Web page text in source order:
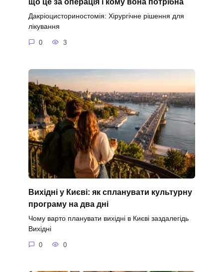
Дакріоцисториностомія: Хірургічне рішення для
лікування
0 3
Вихідні у Києві: як спланувати культурну
програму на два дні
Чому варто планувати вихідні в Києві заздалегідь
Вихідні
0 0